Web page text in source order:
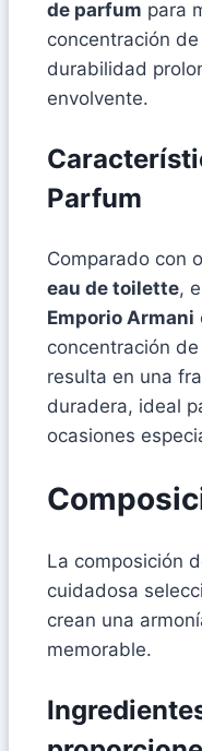
de parfum para
concentración
durabilidad
envolvente.
Parfum
Comparado con
eau de toilette,
Emporio Armani
concentración
resulta en una
duradera, ideal
ocasiones
La composición
cuidadosa
crean una
memorable.